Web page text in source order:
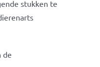
stukken te
de